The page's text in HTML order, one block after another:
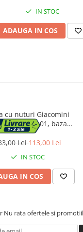
de bucatarie
IN STOC
ADAUGA IN COS
cu nuturi Giacomini
R979SY101, baza
pentru incalzire
1200x800x22
Lei113,00 Lei
IN STOC
IN COS
Nu rata ofertele si